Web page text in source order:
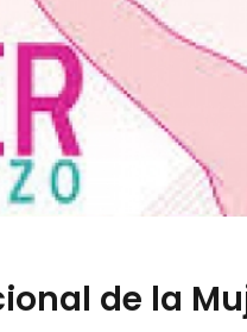
de la